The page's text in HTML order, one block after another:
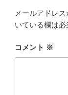
メールアドレ
いている欄は
コメント ※